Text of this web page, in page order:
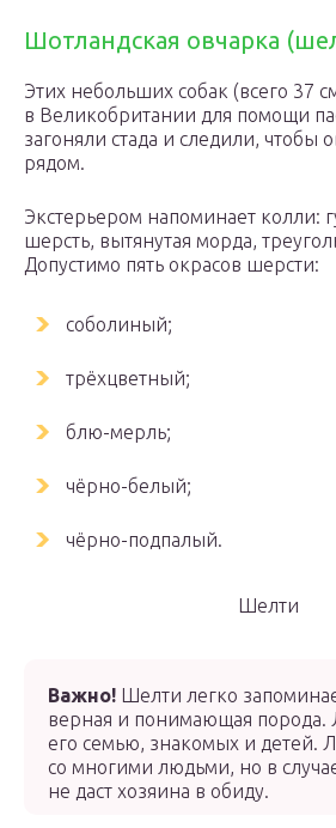
Шотландская овчарка
Этих небольших собак (всего 37
в Великобритании для помощи
загоняли стада и следили, чтобы
рядом.
Экстерьером напоминает колли:
шерсть, вытянутая морда,
Допустимо пять окрасов шерсти:
соболиный;
трёхцветный;
блю-мерль;
чёрно-белый;
чёрно-подпалый.
Шелти
Важно! Шелти легко
верная и понимающая порода.
его семью, знакомых и детей.
со многими людьми, но в
не даст хозяина в обиду.